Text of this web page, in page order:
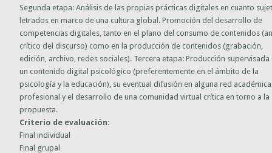
Segunda etapa: Análisis de las propias prácticas digitales en cuanto
letrados en marco de una cultura global. Promoción del desarrollo de
competencias digitales, tanto en el plano del consumo de contenidos
crítico del discurso) como en la producción de contenidos (grabación,
edición, archivo, redes sociales). Tercera etapa: Producción supervisada
un contenido digital psicológico (preferentemente en el ámbito de la
psicología y la educación), su eventual difusión en alguna red
profesional y el desarrollo de una comunidad virtual crítica en torno a la
propuesta.
Criterio de evaluación:
Final individual
Final grupal